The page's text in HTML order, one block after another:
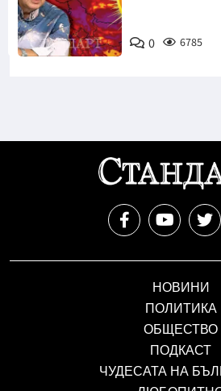
0 6785
НОВИНИ
ПОЛИТИКА
ОБЩЕСТВО
ПОДКАСТ
ЧУДЕСАТА НА